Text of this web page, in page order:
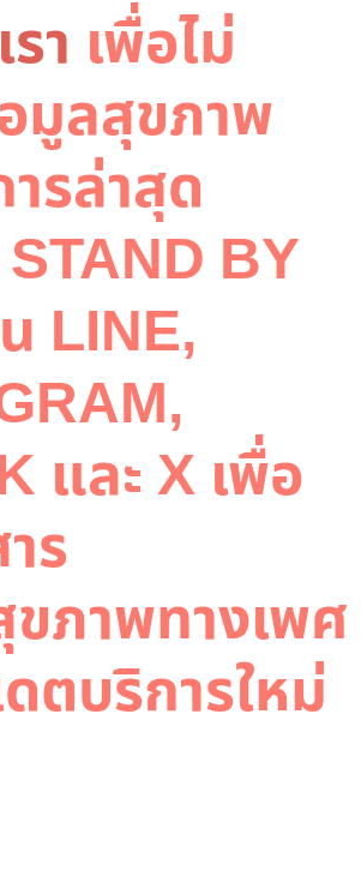
า เพื่อไม่
มูลสุขภาพ
รล่าสุด
BY
LINE,
และ X เพื่อ
ร
ขภาพทางเพศ
ตบริการใหม่